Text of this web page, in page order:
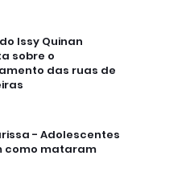
Issy Quinan
sobre o
das ruas de
- Adolescentes
como mataram